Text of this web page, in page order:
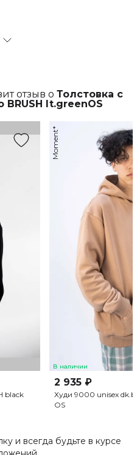
отзыв о Толстовка с
lt.greenOS
black
В наличии
Moment*
2 935 ₽
Худи 9000 unisex
OS
и всегда будьте в курсе